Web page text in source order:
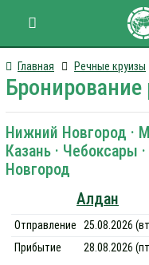
Главная Речные круизы
Бронирование
Нижний Новгород ·
Казань · Чебоксары
Новгород
Алдан
Отправление
25.08.2026
Прибытие
28.08.2026